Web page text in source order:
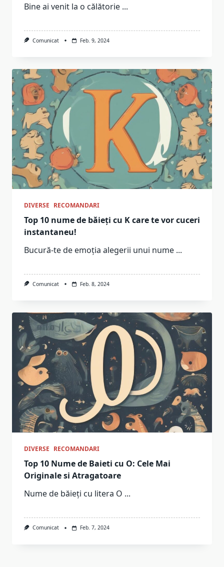
Bine ai venit la o călătorie ...
Comunicat Feb. 9, 2024
DIVERSE RECOMANDARI
Top 10 nume de băieți cu K care te vor cuceri
instantaneu!
Bucură-te de emoția alegerii unui nume ...
Comunicat Feb. 8, 2024
DIVERSE RECOMANDARI
Top 10 Nume de Baieti cu O: Cele Mai
Originale si Atragatoare
Nume de băieți cu litera O ...
Comunicat Feb. 7, 2024